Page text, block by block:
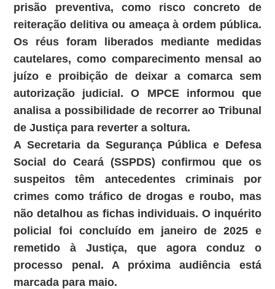
prisão preventiva, como risco concreto de
reiteração delitiva ou ameaça à ordem pública.
Os réus foram liberados mediante medidas
cautelares, como comparecimento mensal ao
juízo e proibição de deixar a comarca sem
autorização judicial. O MPCE informou que
analisa a possibilidade de recorrer ao Tribunal
de Justiça para reverter a soltura.
A Secretaria da Segurança Pública e Defesa
Social do Ceará (SSPDS) confirmou que os
suspeitos têm antecedentes criminais por
crimes como tráfico de drogas e roubo, mas
não detalhou as fichas individuais. O inquérito
policial foi concluído em janeiro de 2025 e
remetido à Justiça, que agora conduz o
processo penal. A próxima audiência está
marcada para maio.